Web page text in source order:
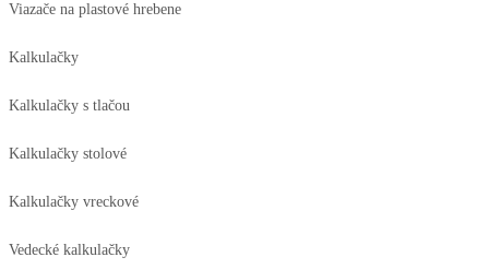
Viazače na plastové hrebene
Kalkulačky
Kalkulačky s tlačou
Kalkulačky stolové
Kalkulačky vreckové
Vedecké kalkulačky